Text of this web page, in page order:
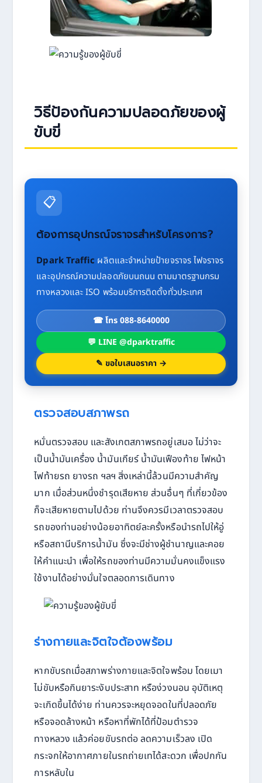
วิธีป้องกันความปลอดภัยของผู้
ขับขี่
📋
ต้องการอุปกรณ์จราจรสำหรับโครงการ?
Dpark Traffic ผลิตและจำหน่ายป้ายจราจร ไฟจราจร
และอุปกรณ์ความปลอดภัยบนถนน ตามมาตรฐานกรม
ทางหลวงและ ISO พร้อมบริการติดตั้งทั่วประเทศ
☎ โทร 088-8640000
💬 LINE @dparktraffic
✎ ขอใบเสนอราคา →
ตรวจสอบสภาพรถ
หมั่นตรวจสอบ และสังเกตสภาพรถอยู่เสมอ ไม่ว่าจะ
เป็นน้ำมันเครื่อง น้ำมันเกียร์ น้ำมันเฟืองท้าย ไฟหน้า
ไฟท้ายรถ ยางรถ ฯลฯ สิ่งเหล่านี้ล้วนมีความสำคัญ
มาก เมื่อส่วนหนึ่งชำรุดเสียหาย ส่วนอื่นๆ ที่เกี่ยวข้อง
ก็จะเสียหายตามไปด้วย ท่านจึงควรมีเวลาตรวจสอบ
รถของท่านอย่างน้อยอาทิตย์ละครั้งหรือนำรถไปให้อู่
หรือสถานีบริการน้ำมัน ซึ่งจะมีช่างผู้ชำนาญและคอย
ให้คำแนะนำ เพื่อให้รถของท่านมีความมั่นคงแข็งแรง
ใช้งานได้อย่างมั่นใจตลอดการเดินทาง
ร่างกายและจิตใจต้องพร้อม
หากขับรถเมื่อสภาพร่างกายและจิตใจพร้อม โดยเมา
ไม่ขับหรือกินยาระงับประสาท หรือง่วงนอน อุบัติเหตุ
จะเกิดขึ้นได้ง่าย ท่านควรจะหยุดจอดในที่ปลอดภัย
หรือจอดล้างหน้า หรือหาที่พักได้ที่ป้อมตำรวจ
ทางหลวง แล้วค่อยขับรถต่อ ลดความเร็วลง เปิด
กระจกให้อากาศภายในรถถ่ายเทได้สะดวก เพื่อปกกัน
การหลับใน